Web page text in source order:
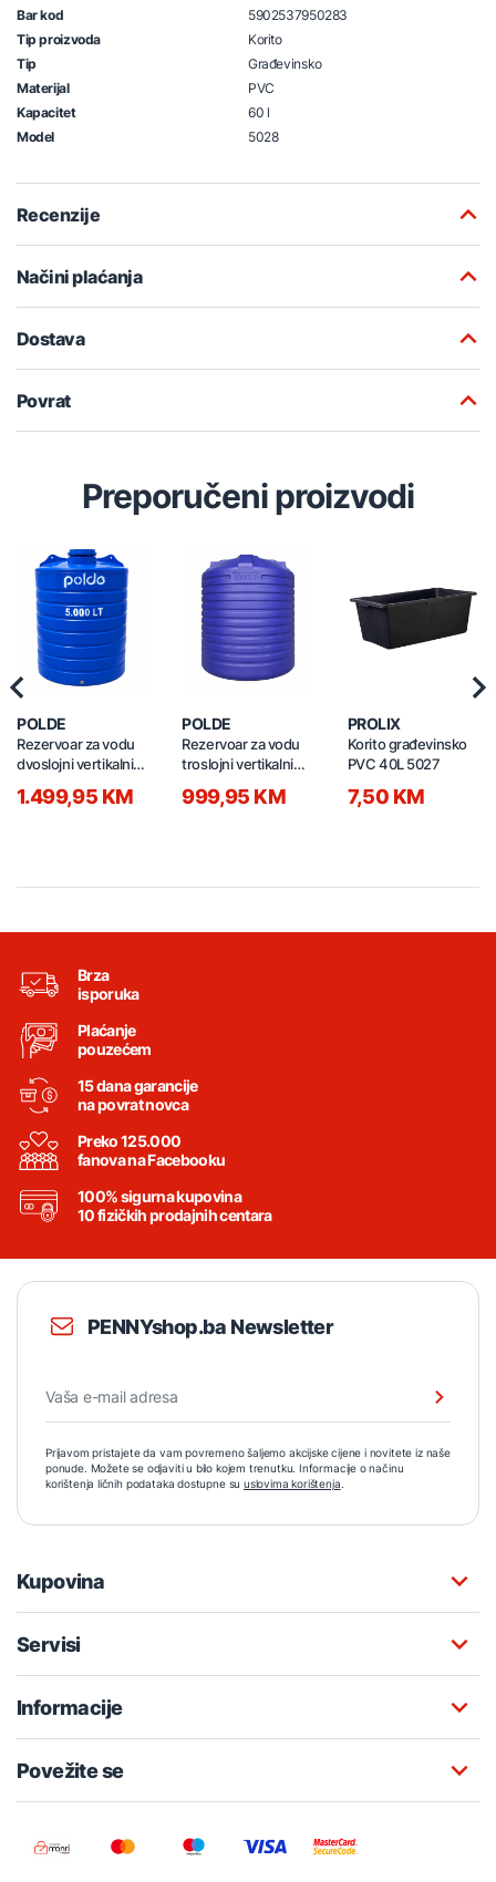
Bar kod
5902537950283
Tip proizvoda
Korito
Tip
Građevinsko
Materijal
PVC
Kapacitet
60 l
Model
5028
Recenzije
Načini plaćanja
Dostava
Povrat
Preporučeni proizvodi
POLDE
Rezervoar za vodu
dvoslojni vertikalni
1.499,95 KM
POLDE
Rezervoar za vodu
troslojni vertikalni
999,95 KM
PROLIX
Korito građevinsko
PVC 40L 5027
7,50 KM
Brza
isporuka
Plaćanje
pouzećem
15 dana garancije
na povrat novca
Preko 125.000
fanova na Facebooku
100% sigurna kupovina
10 fizičkih prodajnih centara
PENNYshop.ba Newsletter
Prijavom pristajete da vam povremeno šaljemo akcijske cijene i novitete iz naše
ponude. Možete se odjaviti u bilo kojem trenutku. Informacije o načinu
korištenja ličnih podataka dostupne su uslovima korištenja.
Kupovina
Servisi
Informacije
Povežite se